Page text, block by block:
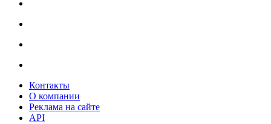
Контакты
О компании
Реклама на сайте
API